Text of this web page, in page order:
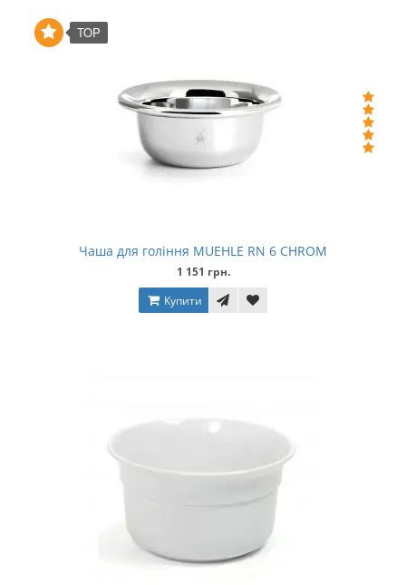
TOP
Чаша для гоління MUEHLE RN 6 CHROM
1 151 грн.
Купити